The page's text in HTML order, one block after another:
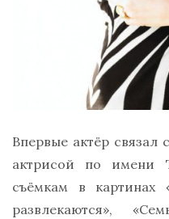
Впервые актёр связал
актрисой по имени
съёмкам в
развлекаются»,